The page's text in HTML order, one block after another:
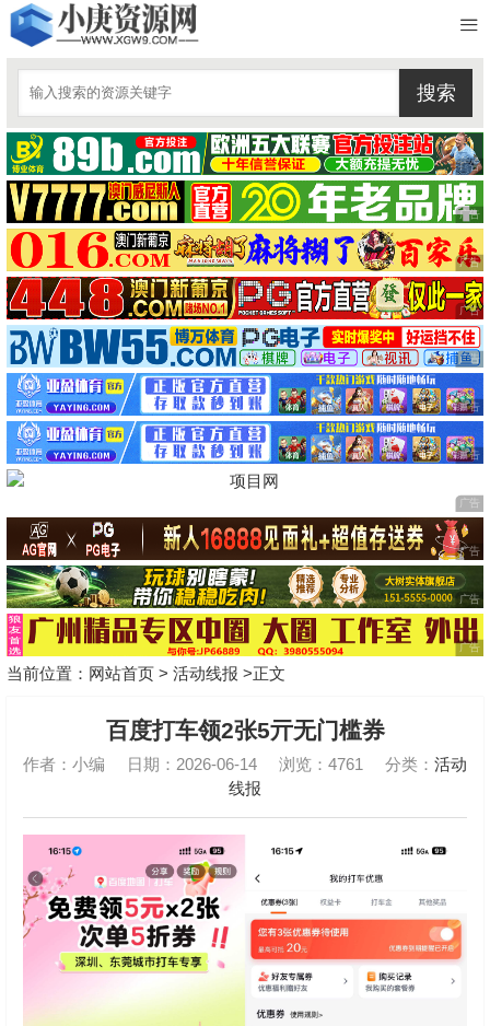
当前位置： 网站首页 > 活动线报 >正文
百度打车领2张5亓无门槛券
作者：小编 日期：2026-06-14 浏览：4761 分类： 活动
线报